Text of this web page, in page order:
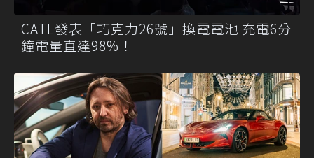
CATL發表「巧克力26號」換電電池 充電6分
鐘電量直達98%！